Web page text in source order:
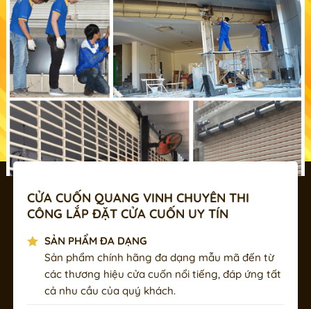
CỬA CUỐN QUANG VINH CHUYÊN THI
CÔNG LẮP ĐẶT CỬA CUỐN UY TÍN
SẢN PHẨM ĐA DẠNG
Sản phẩm chính hãng đa dạng mẫu mã đến từ
các thương hiệu cửa cuốn nổi tiếng, đáp ứng tất
cả nhu cầu của quý khách.